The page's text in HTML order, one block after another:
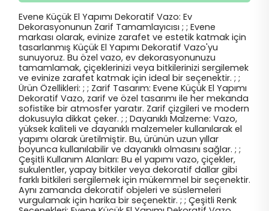
Evene Küçük El Yapımı Dekoratif Vazo: Ev
Dekorasyonunun Zarif Tamamlayıcısı ; ; Evene
markası olarak, evinize zarafet ve estetik katmak için
tasarlanmış Küçük El Yapımı Dekoratif Vazo'yu
sunuyoruz. Bu özel vazo, ev dekorasyonunuzu
tamamlamak, çiçeklerinizi veya bitkilerinizi sergilemek
ve evinize zarafet katmak için ideal bir seçenektir. ; ;
Ürün Özellikleri: ; ; Zarif Tasarım: Evene Küçük El Yapımı
Dekoratif Vazo, zarif ve özel tasarımı ile her mekanda
sofistike bir atmosfer yaratır. Zarif çizgileri ve modern
dokusuyla dikkat çeker. ; ; Dayanıklı Malzeme: Vazo,
yüksek kaliteli ve dayanıklı malzemeler kullanılarak el
yapımı olarak üretilmiştir. Bu, ürünün uzun yıllar
boyunca kullanılabilir ve dayanıklı olmasını sağlar. ; ;
Çeşitli Kullanım Alanları: Bu el yapımı vazo, çiçekler,
sukulentler, yapay bitkiler veya dekoratif dallar gibi
farklı bitkileri sergilemek için mükemmel bir seçenektir.
Aynı zamanda dekoratif objeleri ve süslemeleri
vurgulamak için harika bir seçenektir. ; ; Çeşitli Renk